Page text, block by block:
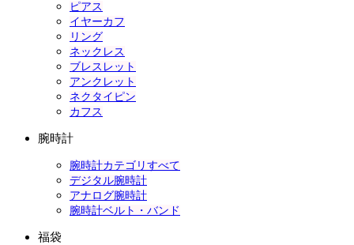
ピアス
イヤーカフ
リング
ネックレス
ブレスレット
アンクレット
ネクタイピン
カフス
腕時計
腕時計カテゴリすべて
デジタル腕時計
アナログ腕時計
腕時計ベルト・バンド
福袋